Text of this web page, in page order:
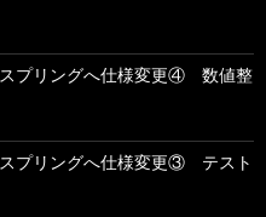
スプリングへ仕様変更④ 数値整
スプリングへ仕様変更③ テスト